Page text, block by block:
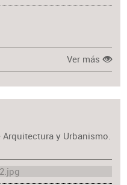
Ver más
y Urbanismo.